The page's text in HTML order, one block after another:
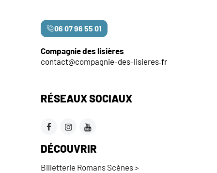
06 07 96 55 01
Compagnie des lisières
contact@compagnie-des-lisieres.fr
RÉSEAUX SOCIAUX
DÉCOUVRIR
Billetterie Romans Scènes >